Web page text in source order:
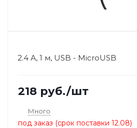
2.4 А, 1 м, USB - MicroUSB
218 руб./шт
Много
под заказ (срок поставки 12.08)